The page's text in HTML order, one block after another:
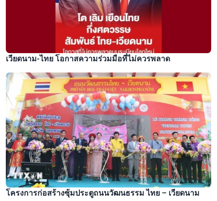
เวียดนาม-ไทย โอกาสความร่วมมือที่ไม่ควรพลาด
โครงการก่อสร้างซุ้มประตูถนนวัฒนธรรม ไทย – เวียดนาม